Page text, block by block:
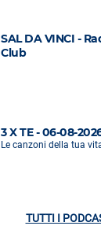
SAL DA VINCI -
Club
3 X TE - 06-08-
Le canzoni della tua
TUTTI I